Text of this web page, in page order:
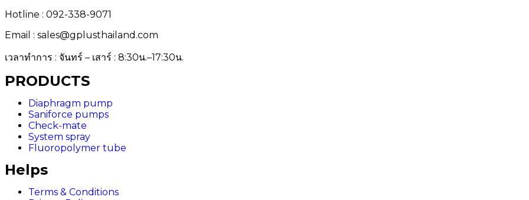
Hotline : 092-338-9071
Email : sales@gplusthailand.com
เวลาทำการ : จันทร์ – เสาร์ : 8:30น.–17:30น.
PRODUCTS
Diaphragm pump
Saniforce pumps
Check-mate
System spray
Fluoropolymer tube
Helps
Terms & Conditions